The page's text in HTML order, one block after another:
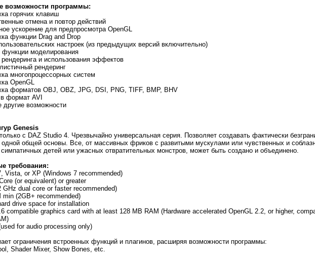
возможности программы:
горячих клавиш
отмена и повтор действий
ускорение для предпросмотра OpenGL
функции Drag and Drop
настроек (из предыдущих версий включительно)
моделирования
и использования эффектов
рендеринг
многопроцессорных систем
OpenGL
форматов OBJ, OBZ, JPG, DSI, PNG, TIFF, BMP, BHV
в формат AVI
другие возможности
Genesis
с DAZ Studio 4. Чрезвычайно универсальная серия. Позволяет создавать фактически
общей основы. Все, от массивных фриков с развитыми мускулами или чувственных и
детей или ужасных отвратительных монстров, может быть создано и объединено.
требования:
Vista, or XP (Windows 7 recommended)
(or equivalent) or greater
GHz dual core or faster recommended)
min (2GB+ recommended)
drive space for installation
compatible graphics card with at least 128 MB RAM (Hardware accelerated OpenGL 2.2, or higher,
for audio processing only)
ограничения встроенных функций и плагинов, расширяя возможности программы:
Shader Mixer, Show Bones, etc.